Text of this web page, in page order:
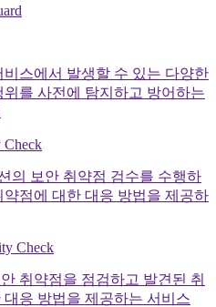
비스에서 발생할 수 있는 다양한
위를 사전에 탐지하고 방어하는
Check
의 보안 취약점 검수를 수행하
약점에 대한 대응 방법을 제공하
Check
취약점을 점검하고 발견된 취
대응 방법을 제공하는 서비스